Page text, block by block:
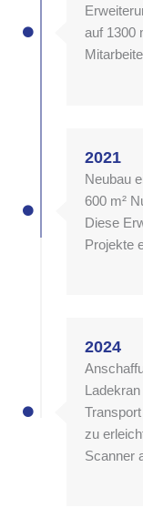
auf 1300
2021
Neubau
600 m²
Diese
Projekte
2024
zu
Scanner